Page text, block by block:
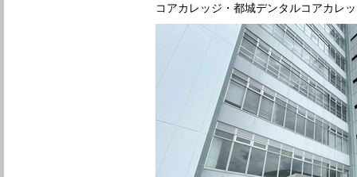
コアカレッジ・都城デンタルコアカレ